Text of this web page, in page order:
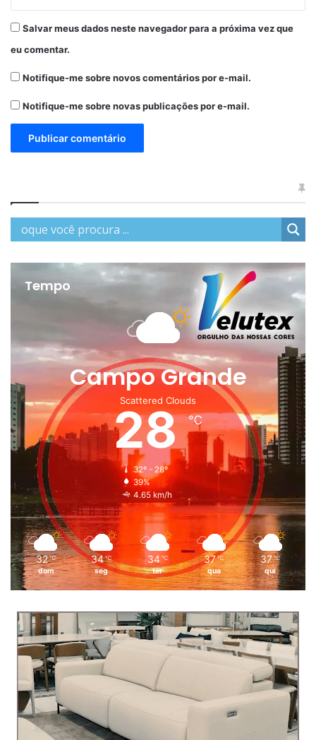
Salvar meus dados neste navegador para a próxima vez que
eu comentar.
Notifique-me sobre novos comentários por e-mail.
Notifique-me sobre novas publicações por e-mail.
Tempo
Campo Grande
Scattered Clouds
28℃
32º - 28º
39%
4.65 km/h
32 ℃
dom
34 ℃
seg
34 ℃
ter
37 ℃
qua
37 ℃
qui